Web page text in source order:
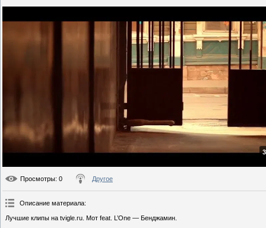
Просмотры: 0 Другое
Описание материала:
Лучшие клипы на tvigle.ru. Мот feat. L’One — Бенджамин.